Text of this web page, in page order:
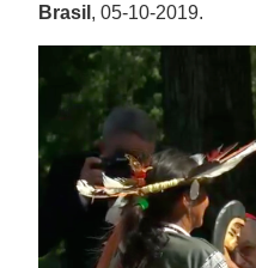
Brasil , 05-10-2019.